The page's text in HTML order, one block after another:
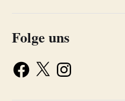
Folge uns